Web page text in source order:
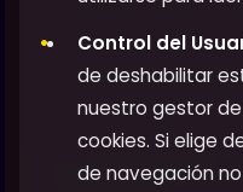
Control del
de deshabilitar
nuestro gestor
cookies. Si elige
de navegación